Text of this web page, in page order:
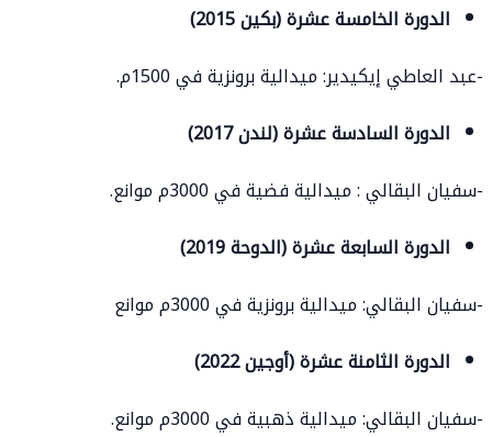
الدورة الخامسة عشرة (بكين 2015)
-عبد العاطي إيكيدير: ميدالية برونزية في 1500م.
الدورة السادسة عشرة (لندن 2017)
-سفيان البقالي : ميدالية فضية في 3000م موانع.
الدورة السابعة عشرة (الدوحة 2019)
-سفيان البقالي: ميدالية برونزية في 3000م موانع
الدورة الثامنة عشرة (أوجين 2022)
-سفيان البقالي: ميدالية ذهبية في 3000م موانع.